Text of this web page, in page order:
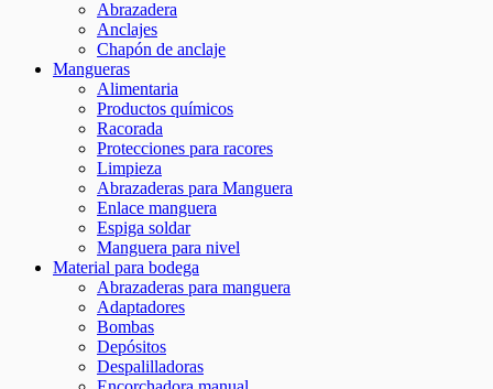
Abrazadera
Anclajes
Chapón de anclaje
Mangueras
Alimentaria
Productos químicos
Racorada
Protecciones para racores
Limpieza
Abrazaderas para Manguera
Enlace manguera
Espiga soldar
Manguera para nivel
Material para bodega
Abrazaderas para manguera
Adaptadores
Bombas
Depósitos
Despalilladoras